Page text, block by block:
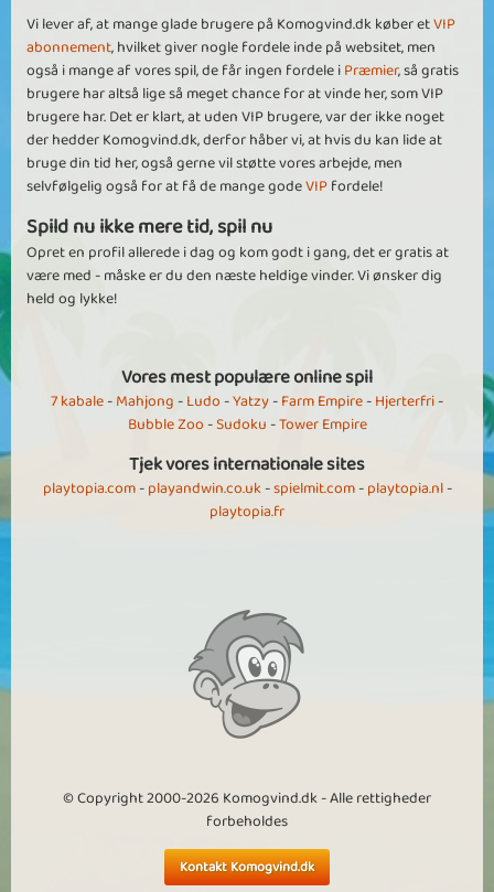
Vi lever af, at mange glade brugere på Komogvind.dk køber etVIP
abonnement, hvilket giver nogle fordele inde på websitet, men
også i mange af vores spil, de får ingen fordele iPræmier, så gratis
brugere har altså lige så meget chance for at vinde her, som VIP
brugere har. Det er klart, at uden VIP brugere, var der ikke noget
der hedder Komogvind.dk, derfor håber vi, at hvis du kan lide at
bruge din tid her, også gerne vil støtte vores arbejde, men
selvfølgelig også for at få de mange godeVIPfordele!
Spild nu ikke mere tid, spil nu
Opret en profil allerede i dag og kom godt i gang, det er gratis at
være med - måske er du den næste heldige vinder. Vi ønsker dig
held og lykke!
Vores mest populære online spil
7 kabale-Mahjong-Ludo-Yatzy-Farm Empire-Hjerterfri-
Bubble Zoo-Sudoku-Tower Empire
Tjek vores internationale sites
playtopia.com-playandwin.co.uk-spielmit.com-playtopia.nl-
playtopia.fr
© Copyright 2000-2026 Komogvind.dk - Alle rettigheder
forbeholdes
Kontakt Komogvind.dk